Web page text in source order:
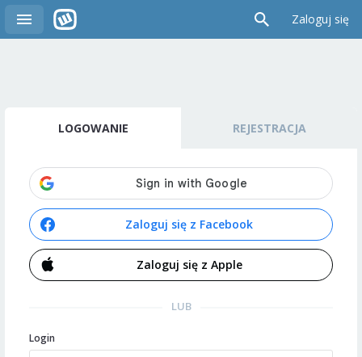
Zaloguj się
LOGOWANIE REJESTRACJA
Zaloguj się z Facebook
Zaloguj się z Apple
LUB
Login